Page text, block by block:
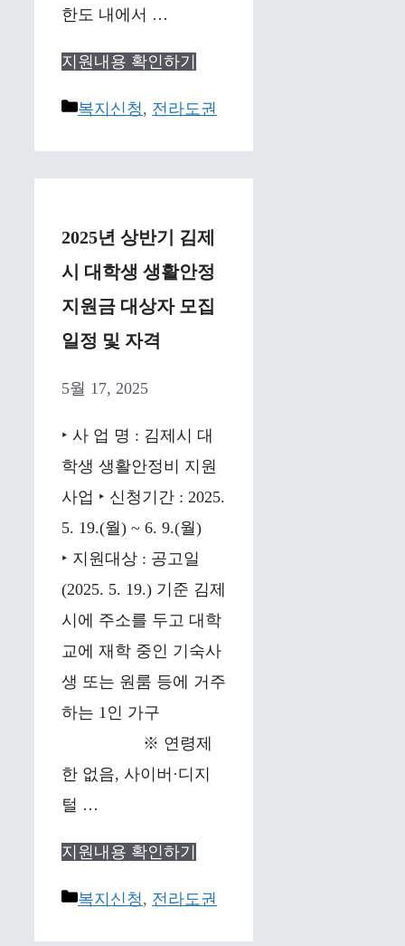
한도 내에서 …
지원내용 확인하기
Categories
복지신청, 전라도권
2025년 상반기 김제
시 대학생 생활안정
지원금 대상자 모집
일정 및 자격
5월 17, 2025
‣ 사 업 명 : 김제시 대
학생 생활안정비 지원
사업 ‣ 신청기간 : 2025.
5. 19.(월) ~ 6. 9.(월)
‣ 지원대상 : 공고일
(2025. 5. 19.) 기준 김제
시에 주소를 두고 대학
교에 재학 중인 기숙사
생 또는 원룸 등에 거주
하는 1인 가구
※ 연령제
한 없음, 사이버·디지
털 …
지원내용 확인하기
Categories
복지신청, 전라도권